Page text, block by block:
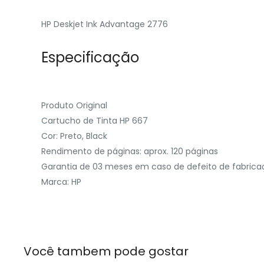
HP Deskjet Ink Advantage 2776
Especificação
Produto Original
Cartucho de Tinta HP 667
Cor: Preto, Black
Rendimento de páginas: aprox. 120 páginas
Garantia de 03 meses em caso de defeito de
Marca: HP
Você tambem pode gostar